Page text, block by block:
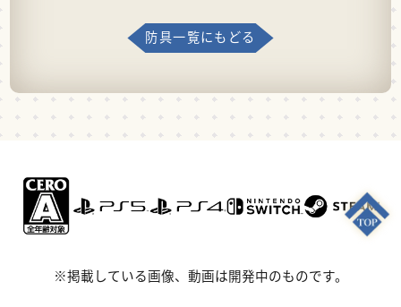
防具一覧にもどる
※掲載している画像、動画は開発中のものです。